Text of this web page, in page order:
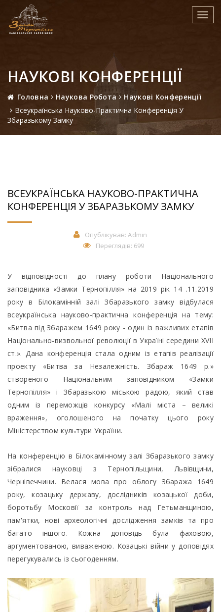
НАУКОВІ КОНФЕРЕНЦІЇ
Головна Наукова Робота
Наукові Конференції
Всеукраїнська Науково-Практична Конференція У
Збаразькому Замку
ВСЕУКРАЇНСЬКА НАУКОВО-ПРАКТИЧНА
КОНФЕРЕНЦІЯ У ЗБАРАЗЬКОМУ ЗАМКУ
Опублікував:Admin
Переглядів: 699
У відповідності до плану роботи Національного
заповідника «Замки Тернопілля» на 2019 рік 14 .11.2019
року в Білокамінній залі Збаразького замку відбулася
всеукраїнська науково-практична конференція на тему:
«Битва під Збаражем 1649 року - один із важливих етапів
Національно-визвольної революції в Україні середини ХVІІ
ст.». Дана конференція стала одним із етапів реалізації
проекту «Битва за Незалежність. Збараж 1649 р.»
створеного Національним заповідником «Замки
Тернопілля» і Збаразькою міською радою, який став
одним із переможців конкурсу «Малі міста – великі
враження», оголошеного на початку цього року
Міністерством культури України.
На конференцію в Білокамінному залі Збаразького замку
зібралися науковці з Тернопільщини, Львівщини,
Чернівеччини. Велася мова про облогу Збаража 1649
року, козацьку державу, дослідників козацької доби,
боротьбу Московії за контроль над Гетьманщиною,
пам'ятки, нові археологічні дослідження замків та про
багато іншого. Кожна доповідь була фаховою,
аргументованою, виваженою. Козацькі війни у доповідях
перегукувались із сьогоденням.